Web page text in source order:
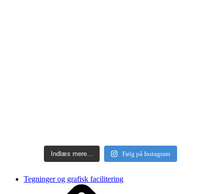
Indlæs mere... Følg på Instagram
Tegninger og grafisk facilitering